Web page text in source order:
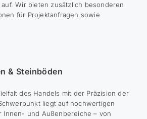
Wir bieten zusätzlich besonderen
für Projektanfragen sowie
& Steinböden
des Handels mit der Präzision der
liegt auf hochwertigen
Innen- und Außenbereiche – von